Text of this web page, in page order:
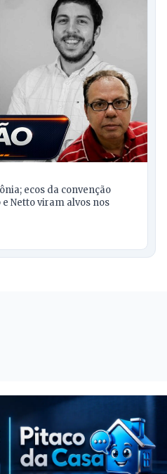
ecos da convenção
Netto viram alvos nos